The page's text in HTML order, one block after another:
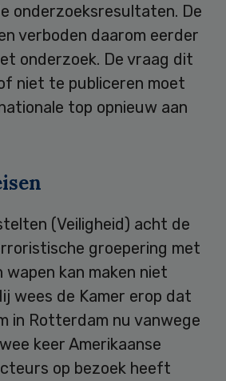
onderzoeksresultaten. De
verboden daarom eerder
onderzoek. De vraag dit
niet te publiceren moet
top opnieuw aan
(Veiligheid) acht de
groepering met
wapen kan maken niet
wees de Kamer erop dat
in Rotterdam nu vanwege
keer Amerikaanse
op bezoek heeft